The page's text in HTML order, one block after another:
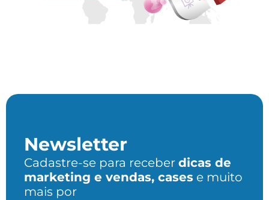
Newsletter
Cadastre-se para receber dicas de
marketing e vendas, cases e muito
mais por